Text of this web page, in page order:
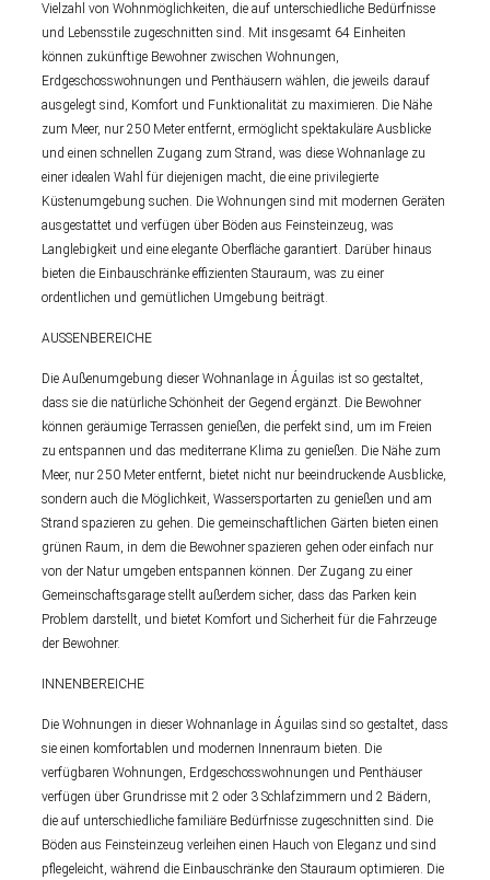
Vielzahl von Wohnmöglichkeiten, die auf unterschiedliche Bedürfnisse
und Lebensstile zugeschnitten sind. Mit insgesamt 64 Einheiten
können zukünftige Bewohner zwischen Wohnungen,
Erdgeschosswohnungen und Penthäusern wählen, die jeweils darauf
ausgelegt sind, Komfort und Funktionalität zu maximieren. Die Nähe
zum Meer, nur 250 Meter entfernt, ermöglicht spektakuläre Ausblicke
und einen schnellen Zugang zum Strand, was diese Wohnanlage zu
einer idealen Wahl für diejenigen macht, die eine privilegierte
Küstenumgebung suchen. Die Wohnungen sind mit modernen Geräten
ausgestattet und verfügen über Böden aus Feinsteinzeug, was
Langlebigkeit und eine elegante Oberfläche garantiert. Darüber hinaus
bieten die Einbauschränke effizienten Stauraum, was zu einer
ordentlichen und gemütlichen Umgebung beiträgt.
AUSSENBEREICHE
Die Außenumgebung dieser Wohnanlage in Águilas ist so gestaltet,
dass sie die natürliche Schönheit der Gegend ergänzt. Die Bewohner
können geräumige Terrassen genießen, die perfekt sind, um im Freien
zu entspannen und das mediterrane Klima zu genießen. Die Nähe zum
Meer, nur 250 Meter entfernt, bietet nicht nur beeindruckende Ausblicke,
sondern auch die Möglichkeit, Wassersportarten zu genießen und am
Strand spazieren zu gehen. Die gemeinschaftlichen Gärten bieten einen
grünen Raum, in dem die Bewohner spazieren gehen oder einfach nur
von der Natur umgeben entspannen können. Der Zugang zu einer
Gemeinschaftsgarage stellt außerdem sicher, dass das Parken kein
Problem darstellt, und bietet Komfort und Sicherheit für die Fahrzeuge
der Bewohner.
INNENBEREICHE
Die Wohnungen in dieser Wohnanlage in Águilas sind so gestaltet, dass
sie einen komfortablen und modernen Innenraum bieten. Die
verfügbaren Wohnungen, Erdgeschosswohnungen und Penthäuser
verfügen über Grundrisse mit 2 oder 3 Schlafzimmern und 2 Bädern,
die auf unterschiedliche familiäre Bedürfnisse zugeschnitten sind. Die
Böden aus Feinsteinzeug verleihen einen Hauch von Eleganz und sind
pflegeleicht, während die Einbauschränke den Stauraum optimieren. Die